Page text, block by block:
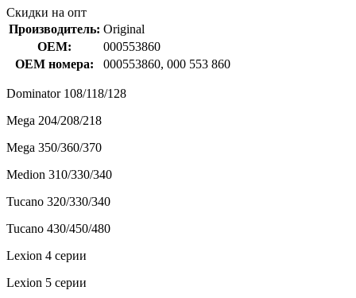
Скидки на опт
Производитель: Original
OEM:
000553860
OEM номера:
000553860, 000 553 860
Dominator 108/118/128
Mega 204/208/218
Mega 350/360/370
Medion 310/330/340
Tucano 320/330/340
Tucano 430/450/480
Lexion 4 серии
Lexion 5 серии